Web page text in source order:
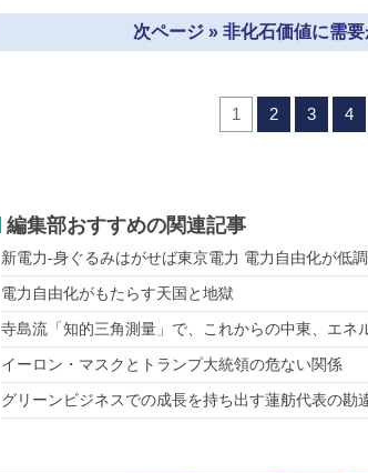
次ページ » 非化石価値に需
1 2 3 4
編集部おすすめの関連記事
新電力-身ぐるみはがせば東京電力 電力自由化が低
電力自由化がもたらす天国と地獄
寺島流「知的三角測量」で、これからの中東、エネ
イーロン・マスクとトランプ大統領の危ない関係
グリーンビジネスでの成長を持ち出す蓮舫代表の勘